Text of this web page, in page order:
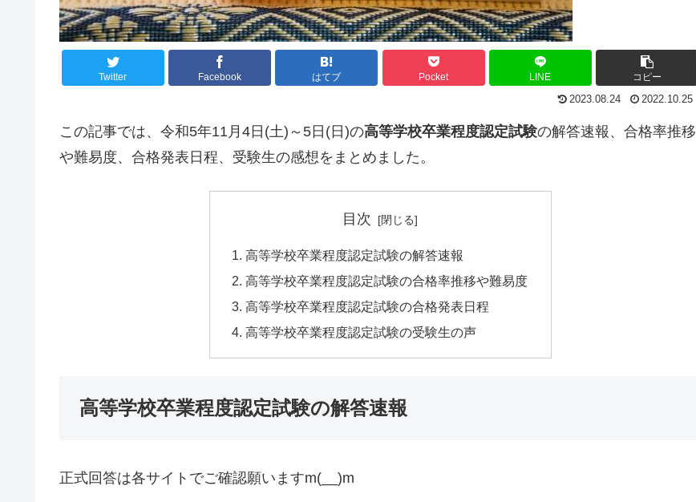
Twitter Facebook はてブ Pocket LINE コピー
2023.08.24 2022.10.25
この記事では、令和5年11月4日(土)～5日(日)の高等学校卒業程度認定試験の解答速報、合格率推移
や難易度、合格発表日程、受験生の感想をまとめました。
目次
高等学校卒業程度認定試験の解答速報
高等学校卒業程度認定試験の合格率推移や難易度
高等学校卒業程度認定試験の合格発表日程
高等学校卒業程度認定試験の受験生の声
高等学校卒業程度認定試験の解答速報
正式回答は各サイトでご確認願いますm(__)m